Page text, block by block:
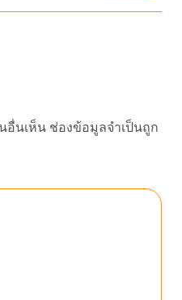
อื่นเห็น ช่องข้อมูลจำเป็นถูก